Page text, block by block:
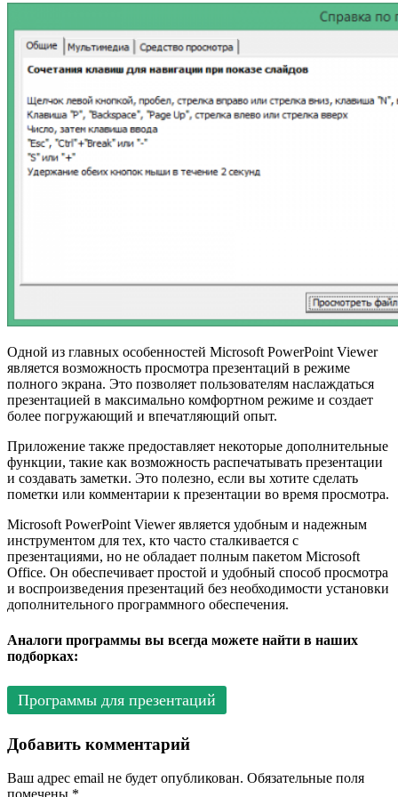
Одной из главных особенностей Microsoft PowerPoint Viewer
является возможность просмотра презентаций в режиме
полного экрана. Это позволяет пользователям наслаждаться
презентацией в максимально комфортном режиме и создает
более погружающий и впечатляющий опыт.
Приложение также предоставляет некоторые дополнительные
функции, такие как возможность распечатывать презентации
и создавать заметки. Это полезно, если вы хотите сделать
пометки или комментарии к презентации во время просмотра.
Microsoft PowerPoint Viewer является удобным и надежным
инструментом для тех, кто часто сталкивается с
презентациями, но не обладает полным пакетом Microsoft
Office. Он обеспечивает простой и удобный способ просмотра
и воспроизведения презентаций без необходимости установки
дополнительного программного обеспечения.
Аналоги программы вы всегда можете найти в наших
подборках:
Программы для презентаций
Добавить комментарий
Ваш адрес email не будет опубликован. Обязательные поля